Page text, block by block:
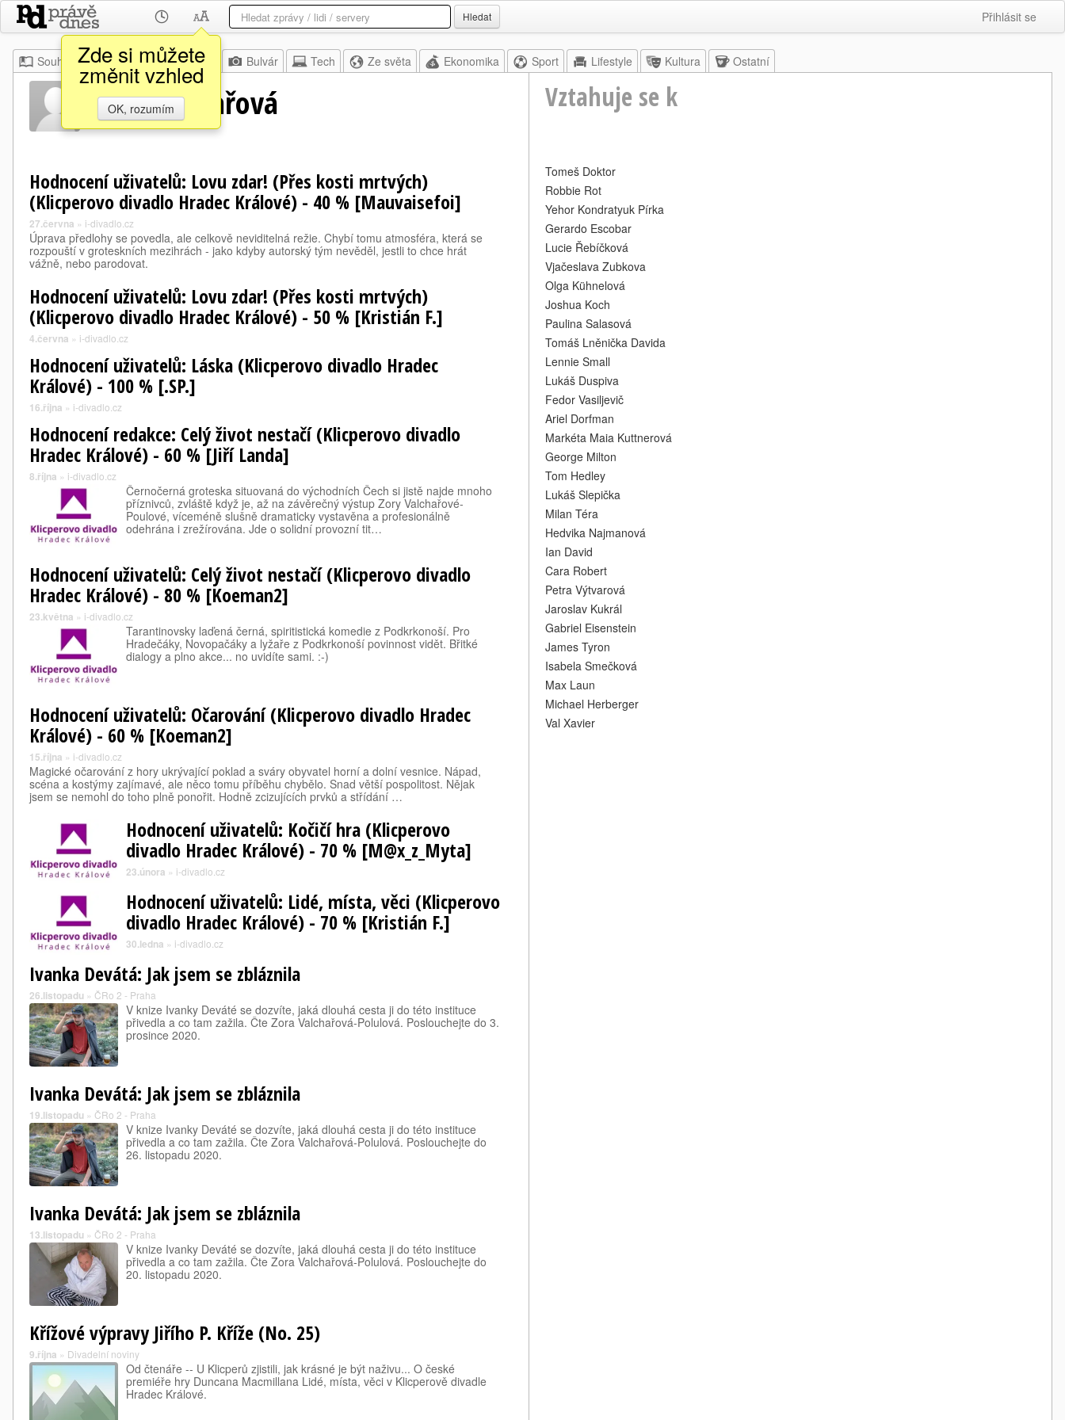
Zde si můžete
změnit vzhled
OK, rozumím
Hledat Přihlásit se
Souhrn Moje Z domova Bulvár Tech Ze světa Ekonomika Sport Lifestyle Kultura Ostatní
Zora Valchařová Vztahuje se k
Hodnocení uživatelů: Lovu zdar! (Přes kosti mrtvých)
(Klicperovo divadlo Hradec Králové) - 40 % [Mauvaisefoi]
27.června » i-divadlo.cz
Úprava předlohy se povedla, ale celkově neviditelná režie. Chybí tomu atmosféra, která se
rozpouští v groteskních mezihrách - jako kdyby autorský tým nevěděl, jestli to chce hrát
vážně, nebo parodovat.
Hodnocení uživatelů: Lovu zdar! (Přes kosti mrtvých)
(Klicperovo divadlo Hradec Králové) - 50 % [Kristián F.]
4.června » i-divadlo.cz
Hodnocení uživatelů: Láska (Klicperovo divadlo Hradec
Králové) - 100 % [.SP.]
16.října » i-divadlo.cz
Hodnocení redakce: Celý život nestačí (Klicperovo divadlo
Hradec Králové) - 60 % [Jiří Landa]
8.října » i-divadlo.cz
Černočerná groteska situovaná do východních Čech si jistě najde mnoho
příznivců, zvláště když je, až na závěrečný výstup Zory Valchařové-
Poulové, víceméně slušně dramaticky vystavěna a profesionálně
odehrána i zrežírována. Jde o solidní provozní tit…
Hodnocení uživatelů: Celý život nestačí (Klicperovo divadlo
Hradec Králové) - 80 % [Koeman2]
23.května » i-divadlo.cz
Tarantinovsky laďená černá, spiritistická komedie z Podkrkonoší. Pro
Hradečáky, Novopačáky a lyžaře z Podkrkonoší povinnost vidět. Břitké
dialogy a plno akce... no uvidíte sami. :-)
Hodnocení uživatelů: Očarování (Klicperovo divadlo Hradec
Králové) - 60 % [Koeman2]
15.října » i-divadlo.cz
Magické očarování z hory ukrývající poklad a sváry obyvatel horní a dolní vesnice. Nápad,
scéna a kostýmy zajímavé, ale něco tomu příběhu chybělo. Snad větší pospolitost. Nějak
jsem se nemohl do toho plně ponořit. Hodně zcizujících prvků a střídání …
Hodnocení uživatelů: Kočičí hra (Klicperovo
divadlo Hradec Králové) - 70 % [M@x_z_Myta]
23.února » i-divadlo.cz
Hodnocení uživatelů: Lidé, místa, věci (Klicperovo
divadlo Hradec Králové) - 70 % [Kristián F.]
30.ledna » i-divadlo.cz
Ivanka Devátá: Jak jsem se zbláznila
26.listopadu » ČRo 2 - Praha
V knize Ivanky Deváté se dozvíte, jaká dlouhá cesta ji do této instituce
přivedla a co tam zažila. Čte Zora Valchařová-Polulová. Poslouchejte do 3.
prosince 2020.
Ivanka Devátá: Jak jsem se zbláznila
19.listopadu » ČRo 2 - Praha
V knize Ivanky Deváté se dozvíte, jaká dlouhá cesta ji do této instituce
přivedla a co tam zažila. Čte Zora Valchařová-Polulová. Poslouchejte do
26. listopadu 2020.
Ivanka Devátá: Jak jsem se zbláznila
13.listopadu » ČRo 2 - Praha
V knize Ivanky Deváté se dozvíte, jaká dlouhá cesta ji do této instituce
přivedla a co tam zažila. Čte Zora Valchařová-Polulová. Poslouchejte do
20. listopadu 2020.
Křížové výpravy Jiřího P. Kříže (No. 25)
9.října » Divadelní noviny
Od čtenáře -- U Klicperů zjistili, jak krásné je být naživu... O české
premiéře hry Duncana Macmillana Lidé, místa, věci v Klicperově divadle
Hradec Králové.
Tomeš Doktor
Robbie Rot
Yehor Kondratyuk Pírka
Gerardo Escobar
Lucie Řebíčková
Vjačeslava Zubkova
Olga Kühnelová
Joshua Koch
Paulina Salasová
Tomáš Lněnička Davida
Lennie Small
Lukáš Duspiva
Fedor Vasiljevič
Ariel Dorfman
Markéta Maia Kuttnerová
George Milton
Tom Hedley
Lukáš Slepička
Milan Téra
Hedvika Najmanová
Ian David
Cara Robert
Petra Výtvarová
Jaroslav Kukrál
Gabriel Eisenstein
James Tyron
Isabela Smečková
Max Laun
Michael Herberger
Val Xavier